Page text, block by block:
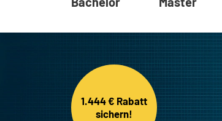
1.444 € Rabatt
sichern!